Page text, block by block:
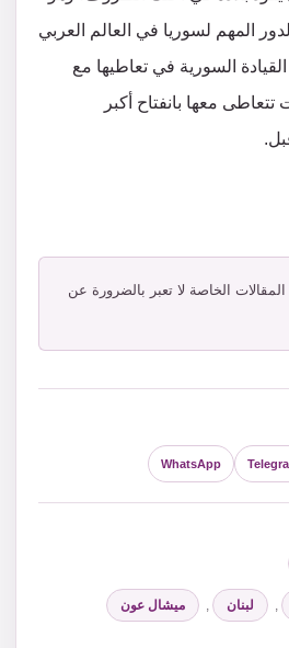
المهم لسوريا في العالم العربي
السورية في تعاطيها مع
تتعاطى معها بانفتاح أكبر
المقالات الخاصة لا تعبر بالضرورة عن
WhatsApp
لبنان ميشال عون